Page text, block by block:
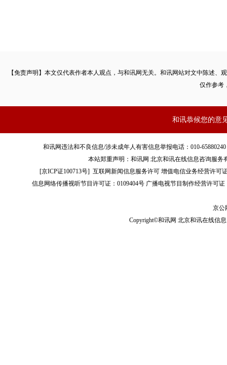
【免责声明】本文仅代表作者本人观点，与和讯网无关。和讯网站对文中陈述
仅作参考
和讯恭候您的意
和讯网违法和不良信息/涉未成年人有害信息举报电话：010-
本站郑重声明：和讯网 北京和讯在线信息咨询服
[京ICP证100713号]互联网新闻信息服务许可 增值电信业务经营许可
信息网络传播视听节目许可证：0109404号 广播电视节目制作经营许可证
京公
Copyright©和讯网 北京和讯在线信